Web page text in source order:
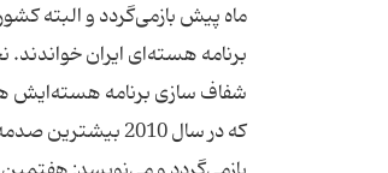
برنامه هسته‌ای ایران
شفاف سازی برنامه هسته‌ایش
که در سال 2010